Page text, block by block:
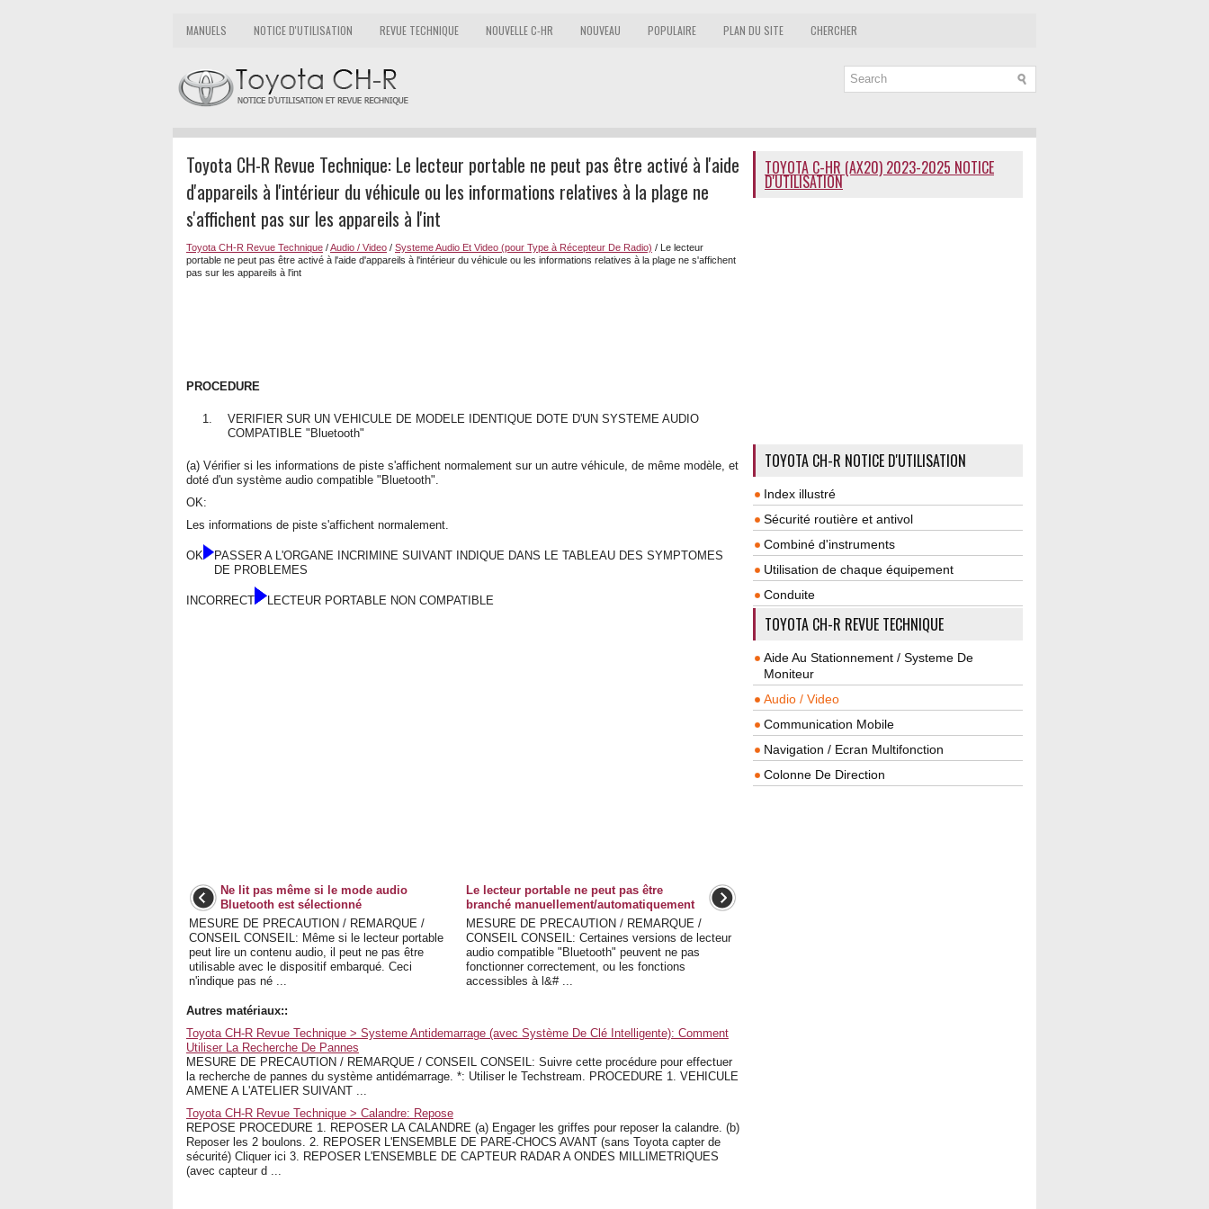
MANUELS NOTICE D'UTILISATION REVUE TECHNIQUE NOUVELLE C-HR NOUVEAU POPULAIRE PLAN DU SITE CHERCHER
Toyota CH-R Revue Technique: Le lecteur portable ne peut pas être activé à l'aide
d'appareils à l'intérieur du véhicule ou les informations relatives à la plage ne
s'affichent pas sur les appareils à l'int
Toyota CH-R Revue Technique /Audio / Video / Systeme Audio Et Video (pour Type à Récepteur De Radio) / Le lecteur
portable ne peut pas être activé à l'aide d'appareils à l'intérieur du véhicule ou les informations relatives à la plage ne s'affichent
pas sur les appareils à l'int
PROCEDURE
1.
VERIFIER SUR UN VEHICULE DE MODELE IDENTIQUE DOTE D'UN SYSTEME AUDIO
COMPATIBLE "Bluetooth"
(a) Vérifier si les informations de piste s'affichent normalement sur un autre véhicule, de même modèle, et
doté d'un système audio compatible "Bluetooth".
OK:
Les informations de piste s'affichent normalement.
OK
PASSER A L'ORGANE INCRIMINE SUIVANT INDIQUE DANS LE TABLEAU DES SYMPTOMES
DE PROBLEMES
INCORRECT LECTEUR PORTABLE NON COMPATIBLE
Ne lit pas même si le mode audio
Bluetooth est sélectionné
MESURE DE PRECAUTION / REMARQUE /
CONSEIL CONSEIL: Même si le lecteur portable
peut lire un contenu audio, il peut ne pas être
utilisable avec le dispositif embarqué. Ceci
n'indique pas né ...
Le lecteur portable ne peut pas être
branché manuellement/automatiquement
MESURE DE PRECAUTION / REMARQUE /
CONSEIL CONSEIL: Certaines versions de lecteur
audio compatible "Bluetooth" peuvent ne pas
fonctionner correctement, ou les fonctions
accessibles à l&# ...
Autres matériaux::
Toyota CH-R Revue Technique > Systeme Antidemarrage (avec Système De Clé Intelligente): Comment
Utiliser La Recherche De Pannes
MESURE DE PRECAUTION / REMARQUE / CONSEIL CONSEIL: Suivre cette procédure pour effectuer
la recherche de pannes du système antidémarrage. *: Utiliser le Techstream. PROCEDURE 1. VEHICULE
AMENE A L'ATELIER SUIVANT ...
Toyota CH-R Revue Technique > Calandre: Repose
REPOSE PROCEDURE 1. REPOSER LA CALANDRE (a) Engager les griffes pour reposer la calandre. (b)
Reposer les 2 boulons. 2. REPOSER L'ENSEMBLE DE PARE-CHOCS AVANT (sans Toyota capter de
sécurité) Cliquer ici 3. REPOSER L'ENSEMBLE DE CAPTEUR RADAR A ONDES MILLIMETRIQUES
(avec capteur d ...
TOYOTA C-HR (AX20) 2023-2025 NOTICE
D'UTILISATION
TOYOTA CH-R NOTICE D'UTILISATION
Index illustré
Sécurité routière et antivol
Combiné d'instruments
Utilisation de chaque équipement
Conduite
TOYOTA CH-R REVUE TECHNIQUE
Aide Au Stationnement / Systeme De
Moniteur
Audio / Video
Communication Mobile
Navigation / Ecran Multifonction
Colonne De Direction